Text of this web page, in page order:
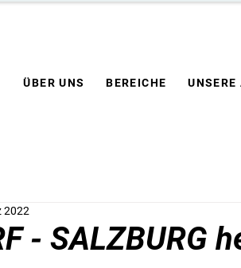
ÜBER UNS BEREICHE UNSERE
- SALZBURG
2022